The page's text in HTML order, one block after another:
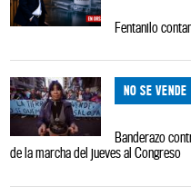
Fentanilo
NO SE VENDE
Banderazo
de la marcha del jueves al Congreso